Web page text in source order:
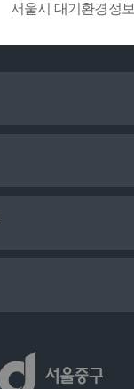
서울시 대기환경정보